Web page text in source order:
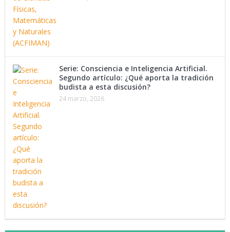
Serie: Consciencia e Inteligencia Artificial.
Segundo artículo: ¿Qué aporta la tradición
budista a esta discusión?
24 marzo, 2026